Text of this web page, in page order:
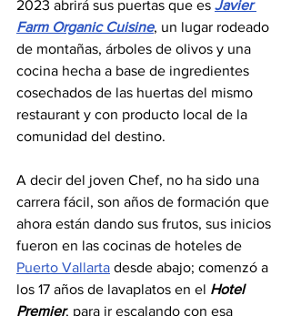
2023 abrirá sus puertas que es Javier
Farm Organic Cuisine, un lugar rodeado
de montañas, árboles de olivos y una
cocina hecha a base de ingredientes
cosechados de las huertas del mismo
restaurant y con producto local de la
comunidad del destino.
A decir del joven Chef, no ha sido una
carrera fácil, son años de formación que
ahora están dando sus frutos, sus inicios
fueron en las cocinas de hoteles de
Puerto Vallarta desde abajo; comenzó a
los 17 años de lavaplatos en el Hotel
Premier, para ir escalando con esa